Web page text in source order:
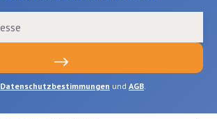
Datenschutzbestimmungen und AGB.